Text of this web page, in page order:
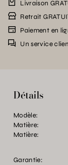
Livraison
Retrait
Paiement en
Un service
Détails
Modèle:
Matière:
Matière:
Garantie: